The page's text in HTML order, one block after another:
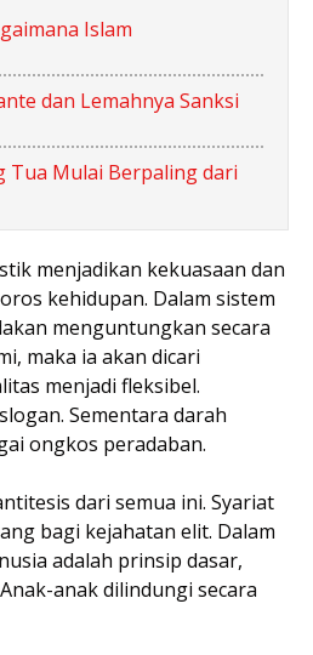
Islam
dan Lemahnya Sanksi
Tua Mulai Berpaling dari
menjadikan kekuasaan dan
kehidupan. Dalam sistem
menguntungkan secara
maka ia akan dicari
menjadi fleksibel.
Sementara darah
ongkos peradaban.
dari semua ini. Syariat
bagi kejahatan elit. Dalam
adalah prinsip dasar,
anak dilindungi secara